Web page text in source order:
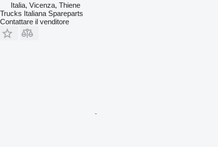
Italia, Vicenza, Thiene
Trucks Italiana Spareparts
Contattare il venditore